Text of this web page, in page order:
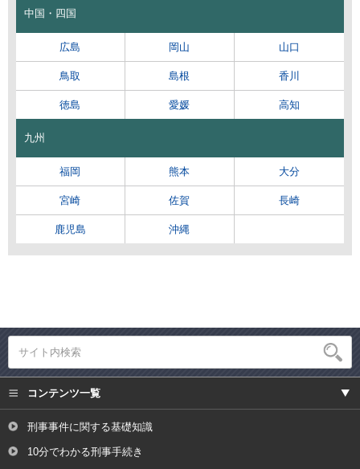
中国・四国
広島 岡山 山口
鳥取 島根 香川
徳島 愛媛 高知
九州
福岡 熊本 大分
宮崎 佐賀 長崎
鹿児島 沖縄
コンテンツ一覧
刑事事件に関する基礎知識
10分でわかる刑事手続き